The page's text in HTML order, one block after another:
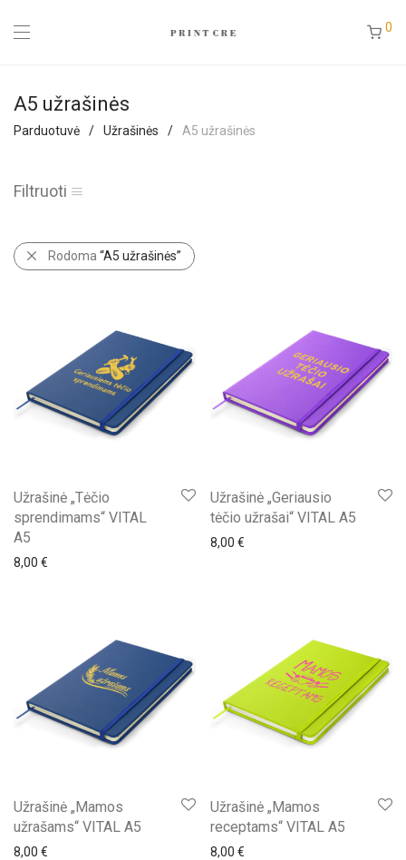
0
A5 užrašinės
Parduotuvė / Užrašinės / A5 užrašinės
Filtruoti
Rodoma “A5 užrašinės”
Užrašinė „Tėčio
sprendimams“ VITAL
A5
8,00 €
Užrašinė „Geriausio
tėčio užrašai“ VITAL A5
8,00 €
Užrašinė „Mamos
užrašams“ VITAL A5
8,00 €
Užrašinė „Mamos
receptams“ VITAL A5
8,00 €